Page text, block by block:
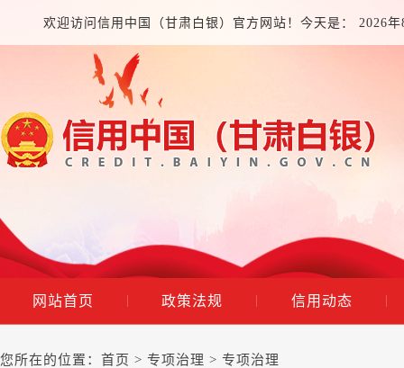
欢迎访问信用中国（甘肃白银）官方网站！今天是： 2026
网站首页 政策法规 信用动态
您所在的位置： 首页 > 专项治理 > 专项治理